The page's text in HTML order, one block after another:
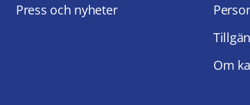
Press och nyheter
Om